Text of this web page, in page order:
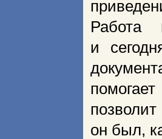
Работа
и
он был,